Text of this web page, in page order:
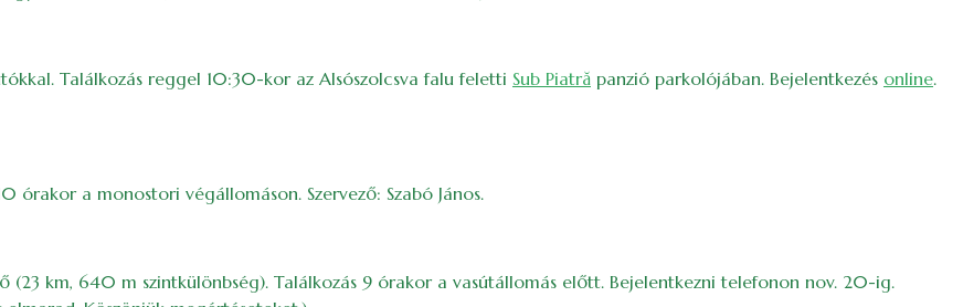
Találkozás reggel 10:30-kor az Alsószolcsva falu feletti Sub Piatră panzió parkolójában. Bejelentkezés online.
órakor a monostori végállomáson. Szervező: Szabó János.
(23 km, 640 m szintkülönbség). Találkozás 9 órakor a vasútállomás előtt. Bejelentkezni telefonon nov. 20-ig.